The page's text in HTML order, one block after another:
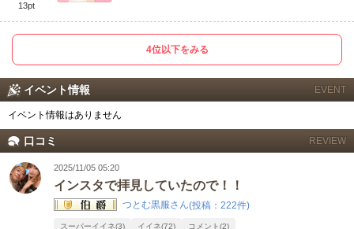
13pt
4位以下をみる
イベント情報 EVENT
イベント情報はありません
口コミ REVIEW
2025/11/05 05:20
インスタで拝見していたので！！
つとむ黒服さん(投稿：222件)
スーパーイイネ(3) イイネ(72) コメント(2)
LINE X (旧Twitter)
会員ログイン
女の子ログイン
甲信越 北陸
関東